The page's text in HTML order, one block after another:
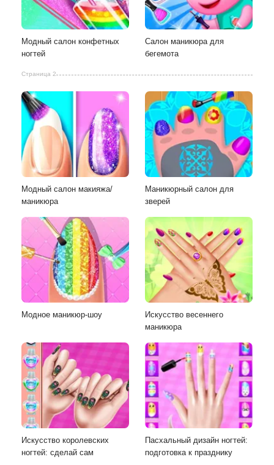
Модный салон конфетных
ногтей
Салон маникюра для
бегемота
Страница 2
Модный салон макияжа/
маникюра
Маникюрный салон для
зверей
Модное маникюр-шоу
Искусство весеннего
маникюра
Искусство королевских
ногтей: сделай сам
Пасхальный дизайн ногтей:
подготовка к празднику